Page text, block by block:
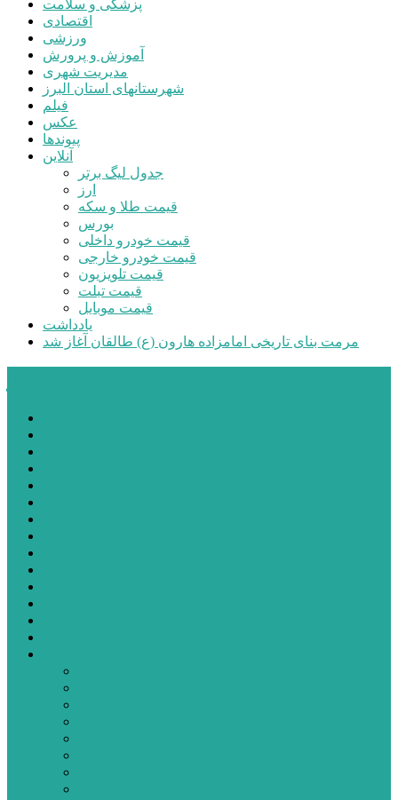
پزشکی و سلامت
اقتصادی
ورزشی
آموزش و پرورش
مدیریت شهری
شهرستانهای استان البرز
فیلم
عکس
پیوندها
آنلاین
جدول لیگ برتر
ارز
قیمت طلا و سکه
بورس
قیمت خودرو داخلی
قیمت خودرو خارجی
قیمت تلویزیون
قیمت تبلت
قیمت موبایل
یادداشت
مرمت بنای تاریخی امامزاده هارون (ع) طالقان آغاز شد